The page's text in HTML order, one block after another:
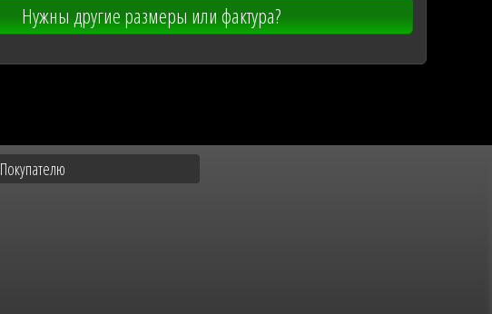
Нужны другие размеры или фактура?
Покупателю